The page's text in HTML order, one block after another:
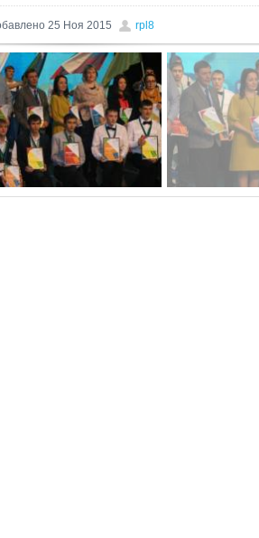
25 Ноя 2015 rpl8